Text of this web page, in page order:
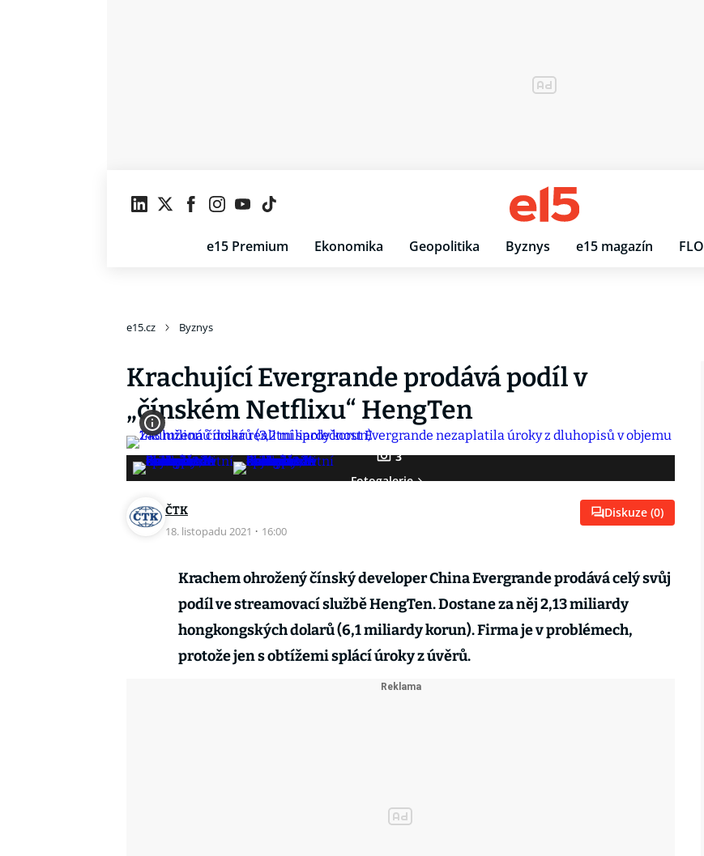
e15 Premium Ekonomika Geopolitika Byznys e15 magazín
e15.cz Byznys
Krachující Evergrande prodává podíl v
„čínském Netflixu“ HengTen
3
Fotogalerie
ČTK
18. listopadu 2021 · 16:00
Diskuze (0)
Krachem ohrožený čínský developer China Evergrande prodává celý svůj
podíl ve streamovací službě HengTen. Dostane za něj 2,13 miliardy
hongkongských dolarů (6,1 miliardy korun). Firma je v problémech,
protože jen s obtížemi splácí úroky z úvěrů.